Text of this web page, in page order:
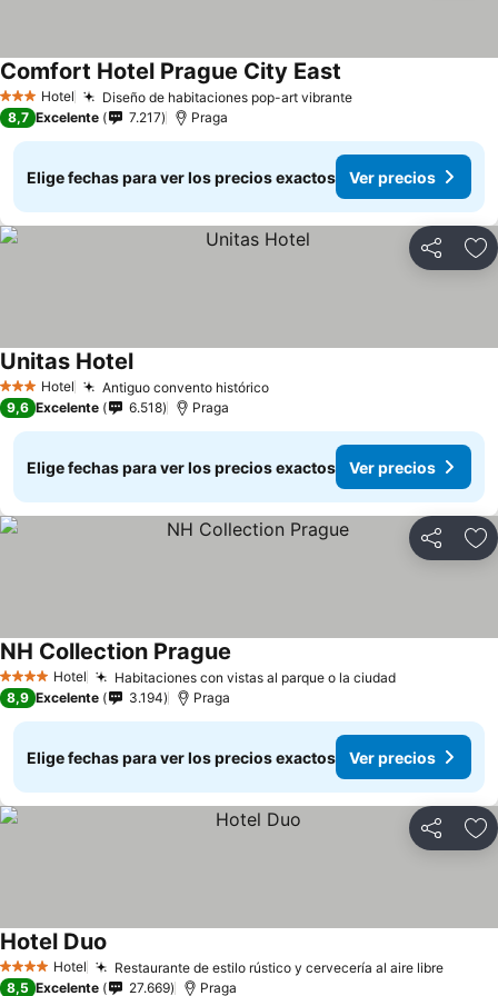
3 Estrellas
Hotel Diseño de habitaciones pop-art vibrante
Comfort Hotel Prague City East
8,7 Excelente 7.217 Praga
Elige fechas para ver los precios exactos Ver precios
Compartir
3 Estrellas
Hotel Antiguo convento histórico
Unitas Hotel
9,6 Excelente 6.518 Praga
Elige fechas para ver los precios exactos Ver precios
Compartir
4 EstrellasHotel Habitaciones con vistas al parque o la ciudad
NH Collection Prague
8,9 Excelente 3.194 Praga
Elige fechas para ver los precios exactos Ver precios
Compartir
4 EstrellasHotel Restaurante de estilo rústico y cervecería al aire libre
Hotel Duo
8,5 Excelente 27.669 Praga